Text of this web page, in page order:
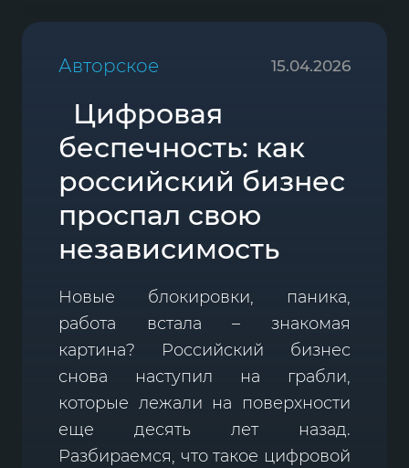
Авторское 15.04.2026
Цифровая
беспечность: как
российский бизнес
проспал свою
независимость
Новые блокировки, паника,
работа встала – знакомая
картина? Российский бизнес
снова наступил на грабли,
которые лежали на поверхности
еще десять лет назад.
Разбираемся, что такое цифровой